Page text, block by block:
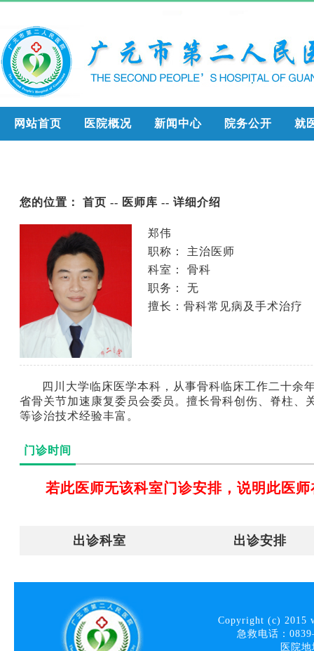
网站首页 医院概况 新闻中心 院务公开 就
您的位置： 首页 -- 医师库 -- 详细介绍
郑伟
职称： 主治医师
科室：骨科
职务： 无
擅长：骨科常见病及手术治疗
四川大学临床医学本科，从事骨科临床工作二十余
省骨关节加速康复委员会委员。擅长骨科创伤、脊柱
等诊治技术经验丰富。
门诊时间
若此医师无该科室门诊安排，说明此医
出诊科室 出诊安排
Copyright (c) 2015
急救电话：
医院